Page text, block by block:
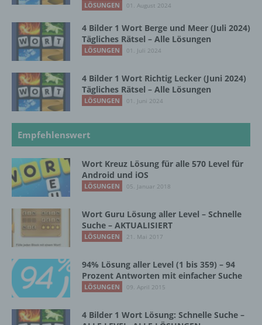
LÖSUNGEN 01. August 2024
4 Bilder 1 Wort Berge und Meer (Juli 2024)
Tägliches Rätsel – Alle Lösungen
LÖSUNGEN 01. Juli 2024
4 Bilder 1 Wort Richtig Lecker (Juni 2024)
Tägliches Rätsel – Alle Lösungen
LÖSUNGEN 01. Juni 2024
Empfehlenswert
Wort Kreuz Lösung für alle 570 Level für
Android und iOS
LÖSUNGEN 05. Januar 2018
Wort Guru Lösung aller Level – Schnelle
Suche – AKTUALISIERT
LÖSUNGEN 21. Mai 2017
94% Lösung aller Level (1 bis 359) – 94
Prozent Antworten mit einfacher Suche
LÖSUNGEN 09. April 2015
4 Bilder 1 Wort Lösung: Schnelle Suche –
mit datenschutzrechtlichem Charakter ist die:
InnoMobile GmbH
Schlehenweg 20
18069 Lambrechtshagen
DE
Cookies / SessionStorage / LocalStorage
Die Internetseiten verwenden teilweise so
genannte Cookies, LocalStorage und
SessionStorage. Dies dient dazu, unser Angebot
machen. Local Storage und SessionStorage ist
eine Technologie, mit welcher ihr Browser Daten
auf Ihrem Computer oder mobilen Gerät
abspeichert. Cookies sind Textdateien, welche
über einen Internetbrowser auf einem
Computersystem abgelegt und gespeichert
werden. Sie können die Verwendung von Cookies,
LocalStorage und SessionStorage durch
entsprechende Einstellung in Ihrem Browser
verhindern.